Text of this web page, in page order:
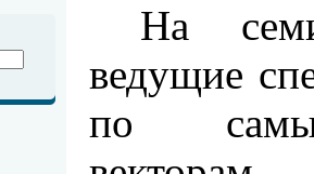
На
ведущие
по